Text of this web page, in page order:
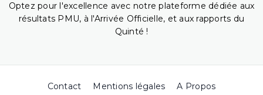
Optez pour l'excellence avec notre plateforme dédiée aux
résultats PMU, à l'Arrivée Officielle, et aux rapports du
Quinté !
Contact Mentions légales A Propos